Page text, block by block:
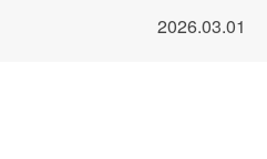
2026.03.01